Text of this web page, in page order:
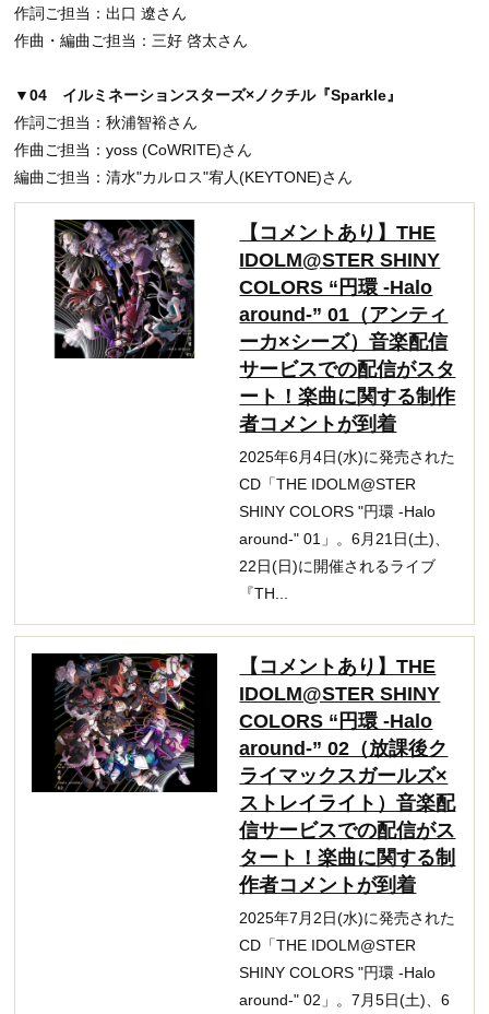
作詞ご担当：出口 遼さん
作曲・編曲ご担当：三好 啓太さん
▼04 イルミネーションスターズ×ノクチル『Sparkle』
作詞ご担当：秋浦智裕さん
作曲ご担当：yoss (CoWRITE)さん
編曲ご担当：清水"カルロス"宥人(KEYTONE)さん
【コメントあり】THE
IDOLM@STER SHINY
COLORS “円環 -Halo
around-” 01（アンティ
ーカ×シーズ）音楽配信
サービスでの配信がスタ
ート！楽曲に関する制作
者コメントが到着
2025年6月4日(水)に発売された
CD「THE IDOLM@STER
SHINY COLORS "円環 -Halo
around-" 01」。6月21日(土)、
22日(日)に開催されるライブ
『TH...
【コメントあり】THE
IDOLM@STER SHINY
COLORS “円環 -Halo
around-” 02（放課後ク
ライマックスガールズ×
ストレイライト）音楽配
信サービスでの配信がス
タート！楽曲に関する制
作者コメントが到着
2025年7月2日(水)に発売された
CD「THE IDOLM@STER
SHINY COLORS "円環 -Halo
around-" 02」。7月5日(土)、6